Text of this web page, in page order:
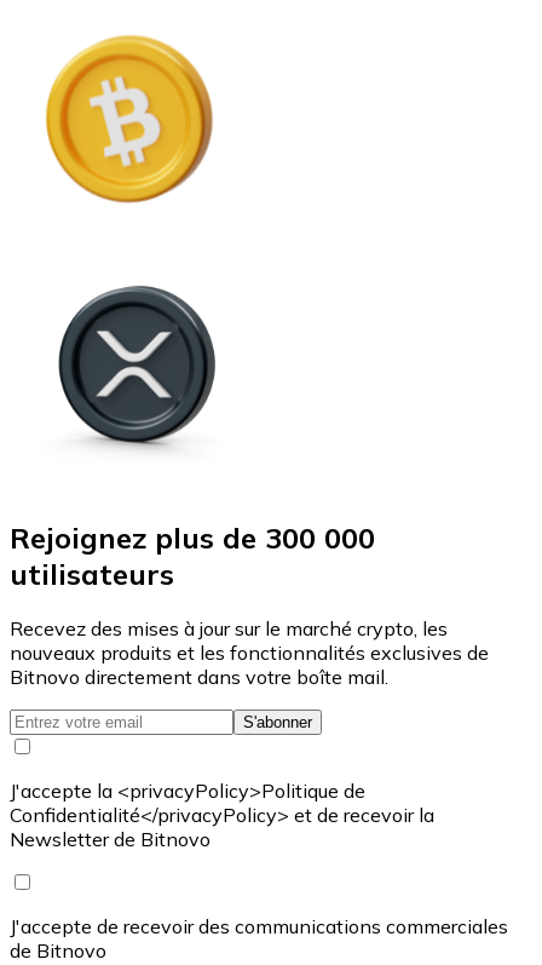
Rejoignez plus de 300 000
utilisateurs
Recevez des mises à jour sur le marché crypto, les
nouveaux produits et les fonctionnalités exclusives de
Bitnovo directement dans votre boîte mail.
S'abonner
J'accepte la <privacyPolicy>Politique de
Confidentialité</privacyPolicy> et de recevoir la
Newsletter de Bitnovo
J'accepte de recevoir des communications commerciales
de Bitnovo